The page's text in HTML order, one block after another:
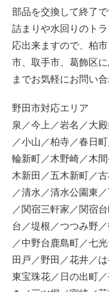
部品を交換して終了
詰まりや水回りのト
応出来ますので、柏
市、取手市、葛飾区
までお気軽にお問い合
野田市対応エリア
泉／今上／岩名／大
／小山／柏寺／春日
輪新町／木野崎／木
木新田／五木新町／
／清水／清水公園東
／関宿三軒家／関宿
台／堤根／つつみ野
／中野台鹿島町／七
田戸／野田／花井／
東宝珠花／日の出町